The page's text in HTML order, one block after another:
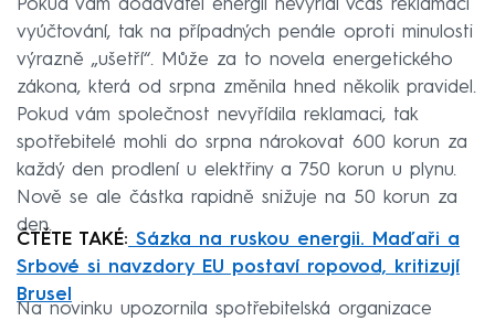
Pokud vám dodavatel energií nevyřídí včas reklamaci
vyúčtování, tak na případných penále oproti minulosti
výrazně „ušetří“. Může za to novela energetického
zákona, která od srpna změnila hned několik pravidel.
Pokud vám společnost nevyřídila reklamaci, tak
spotřebitelé mohli do srpna nárokovat 600 korun za
každý den prodlení u elektřiny a 750 korun u plynu.
Nově se ale částka rapidně snižuje na 50 korun za
den.
ČTĚTE TAKÉ: Sázka na ruskou energii. Maďaři a
Srbové si navzdory EU postaví ropovod, kritizují
Brusel
Na novinku upozornila spotřebitelská organizace